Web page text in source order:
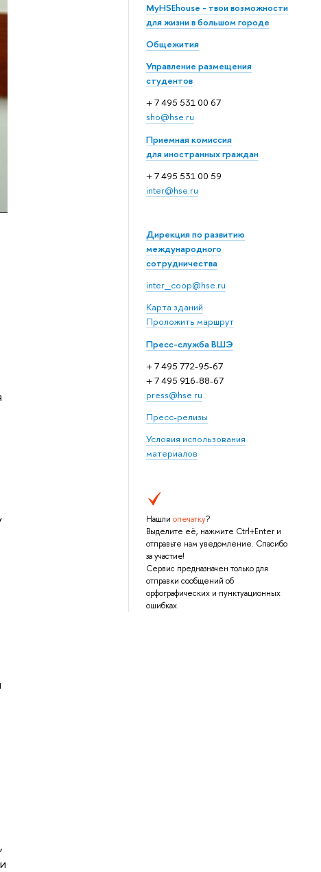
MyHSEhouse - твои возможности
для жизни в большом городе
Общежития
Управление размещения
студентов
+ 7 495 531 00 67
sho@hse.ru
Приемная комиссия
для иностранных граждан
+ 7 495 531 00 59
inter@hse.ru
Дирекция по развитию
международного
сотрудничества
inter_coop@hse.ru
Карта зданий
Проложить маршрут
Пресс-служба ВШЭ
+ 7 495 772-95-67
+ 7 495 916-88-67
press@hse.ru
Пресс-релизы
Условия использования
материалов
Нашли опечатку?
Выделите её, нажмите Ctrl+Enter и
отправьте нам уведомление. Спасибо
за участие!
Сервис предназначен только для
отправки сообщений об
орфографических и пунктуационных
ошибках.